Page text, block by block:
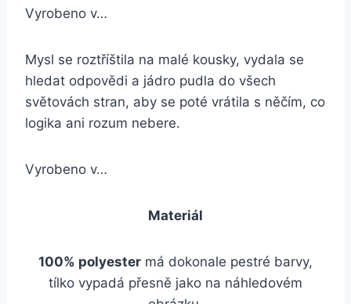
Vyrobeno v…
Mysl se roztříštila na malé kousky, vydala se
hledat odpovědi a jádro pudla do všech
světovách stran, aby se poté vrátila s něčím, co
logika ani rozum nebere.
Vyrobeno v…
Materiál
100% polyester má dokonale pestré barvy,
tílko vypadá přesně jako na náhledovém